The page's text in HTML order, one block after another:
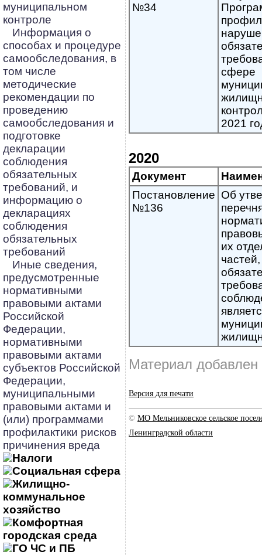
муниципальном
контроле
Информация о
способах и процедуре
самообследования, в
том числе
методические
рекомендации по
проведению
самообследования и
подготовке
декларации
соблюдения
обязательных
требований, и
информацию о
декларациях
соблюдения
обязательных
требований
Иные сведения,
предусмотренные
нормативными
правовыми актами
Российской
Федерации,
нормативными
правовыми актами
субъектов Российской
Федерации,
муниципальными
правовыми актами и
(или) программами
профилактики рисков
причинения вреда
Налоги
Социальная сфера
Жилищно-
коммунальное
хозяйство
Комфортная
городская среда
ГО ЧС и ПБ
№34
сфере
2021
2020
Документ
Постановление
№136
Об
их
Материал добавлен
Версия для печати
© МО Мельниковское сельское
Ленинградской области